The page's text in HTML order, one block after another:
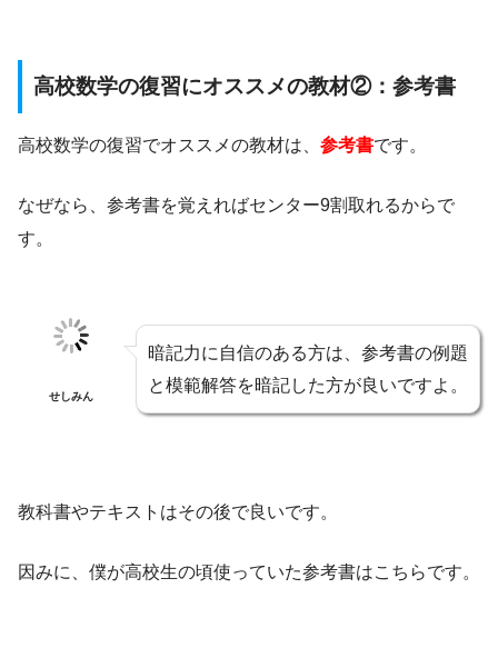
高校数学の復習にオススメの教材②：参考書
高校数学の復習でオススメの教材は、 参考書です。
なぜなら、参考書を覚えればセンター9割取れるからで
す。
せしみん
暗記力に自信のある方は、参考書の例題
と模範解答を暗記した方が良いですよ。
教科書やテキストはその後で良いです。
因みに、僕が高校生の頃使っていた参考書はこちらです。